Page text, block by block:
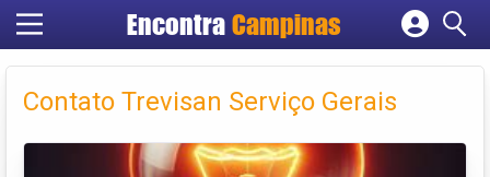
Encontra Campinas
Cadastrar empresa
Criar conta
Contato Trevisan Serviço Gerais